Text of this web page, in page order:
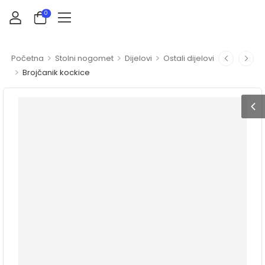
0
Početna > Stolni nogomet > Dijelovi > Ostali dijelovi
> Brojčanik kockice